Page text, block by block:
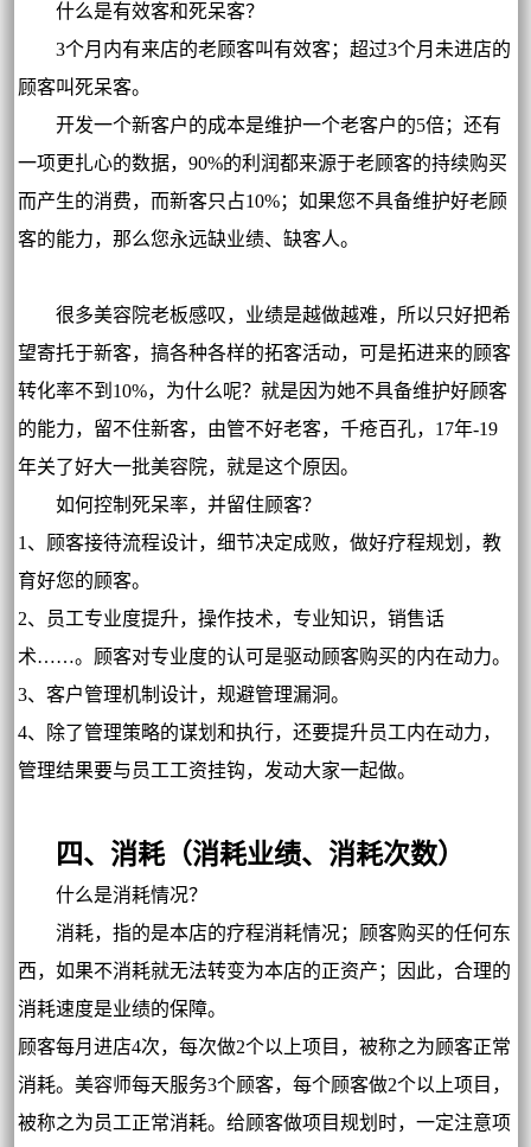
什么是有效客和死呆客？
3个月内有来店的老顾客叫有效客；超过3个月未进店的
顾客叫死呆客。
开发一个新客户的成本是维护一个老客户的5倍；还有
一项更扎心的数据，90%的利润都来源于老顾客的持续购买
而产生的消费，而新客只占10%；如果您不具备维护好老顾
客的能力，那么您永远缺业绩、缺客人。
很多美容院老板感叹，业绩是越做越难，所以只好把希
望寄托于新客，搞各种各样的拓客活动，可是拓进来的顾客
转化率不到10%，为什么呢？就是因为她不具备维护好顾客
的能力，留不住新客，由管不好老客，千疮百孔，17年-19
年关了好大一批美容院，就是这个原因。
如何控制死呆率，并留住顾客？
1、顾客接待流程设计，细节决定成败，做好疗程规划，教
育好您的顾客。
2、员工专业度提升，操作技术，专业知识，销售话
术……。顾客对专业度的认可是驱动顾客购买的内在动力。
3、客户管理机制设计，规避管理漏洞。
4、除了管理策略的谋划和执行，还要提升员工内在动力，
管理结果要与员工工资挂钩，发动大家一起做。
四、消耗（消耗业绩、消耗次数）
什么是消耗情况？
消耗，指的是本店的疗程消耗情况；顾客购买的任何东
西，如果不消耗就无法转变为本店的正资产；因此，合理的
消耗速度是业绩的保障。
顾客每月进店4次，每次做2个以上项目，被称之为顾客正常
消耗。美容师每天服务3个顾客，每个顾客做2个以上项目，
被称之为员工正常消耗。给顾客做项目规划时，一定注意项